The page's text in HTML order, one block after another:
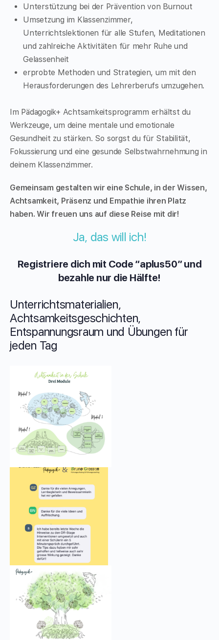
Unterstützung bei der Prävention von Burnout
Umsetzung im Klassenzimmer,
Unterrichtslektionen für alle Stufen, Meditationen
und zahlreiche Aktivitäten für mehr Ruhe und
Gelassenheit
erprobte Methoden und Strategien, um mit den
Herausforderungen des Lehrerberufs umzugehen.
Im Pädagogik+ Achtsamkeitsprogramm erhältst du
Werkzeuge, um deine mentale und emotionale
Gesundheit zu stärken. So sorgst du für Stabilität,
Fokussierung und eine gesunde Selbstwahrnehmung in
deinem Klassenzimmer.
Gemeinsam gestalten wir eine Schule, in der Wissen,
Achtsamkeit, Präsenz und Empathie ihren Platz
haben. Wir freuen uns auf diese Reise mit dir!
Ja, das will ich!
Registriere dich mit Code “aplus50” und
bezahle nur die Hälfte!
Unterrichtsmaterialien,
Achtsamkeitsgeschichten,
Entspannungsraum und Übungen für
jeden Tag